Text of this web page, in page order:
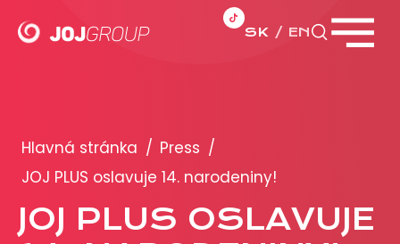
SK EN
Brandy
Produkty
PRODUKCIA
Hlavná stránka / Press /
JOJ PLUS oslavuje 14. narodeniny!
JOJ PLUS OSLAVUJE